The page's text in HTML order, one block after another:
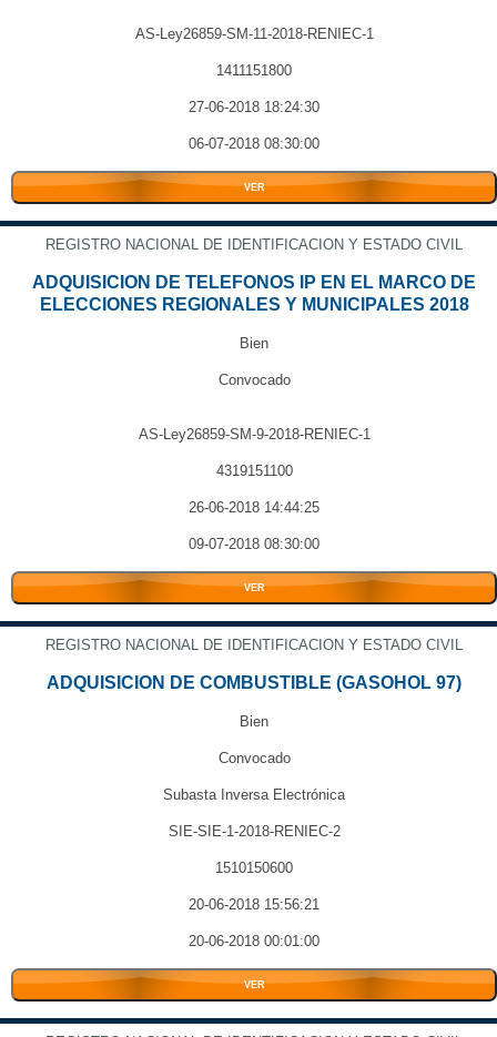
AS-Ley26859-SM-11-2018-RENIEC-1
1411151800
27-06-2018 18:24:30
06-07-2018 08:30:00
VER
REGISTRO NACIONAL DE IDENTIFICACION Y ESTADO CIVIL
ADQUISICION DE TELEFONOS IP EN EL MARCO DE
ELECCIONES REGIONALES Y MUNICIPALES 2018
Bien
Convocado
AS-Ley26859-SM-9-2018-RENIEC-1
4319151100
26-06-2018 14:44:25
09-07-2018 08:30:00
VER
REGISTRO NACIONAL DE IDENTIFICACION Y ESTADO CIVIL
ADQUISICION DE COMBUSTIBLE (GASOHOL 97)
Bien
Convocado
Subasta Inversa Electrónica
SIE-SIE-1-2018-RENIEC-2
1510150600
20-06-2018 15:56:21
20-06-2018 00:01:00
VER